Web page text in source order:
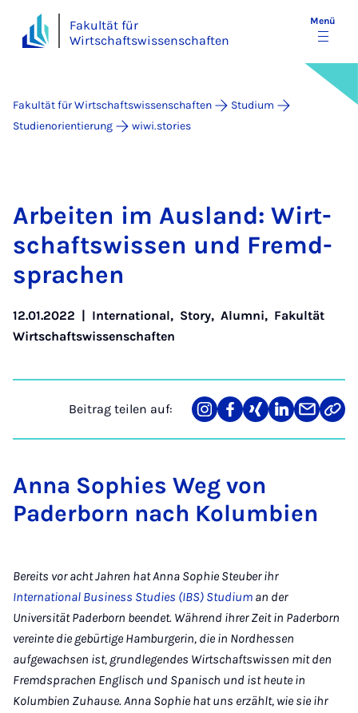
Fakultät für
Wirtschaftswissenschaften
Menü
Fakultät für Wirtschaftswissenschaften
Studium
Studienorientierung
wiwi.stories
Ar­bei­ten im Aus­land: Wirt­
schafts­wis­sen und Fremd­
spra­chen
12.01.2022 | International, Story, Alumni, Fakultät
Wirtschaftswissenschaften
Beitrag teilen auf:
Teilen
auf
Teilen
auf
Teilen
auf
Teilen
auf
Teilen
über
Link
Anna Sophies Weg von
Paderborn nach Kolumbien
Bereits vor acht Jahren hat Anna Sophie Steuber ihr
International Business Studies (IBS) Studium an der
Universität Paderborn beendet. Während ihrer Zeit in Paderborn
vereinte die gebürtige Hamburgerin, die in Nordhessen
aufgewachsen ist, grundlegendes Wirtschaftswissen mit den
Fremdsprachen Englisch und Spanisch und ist heute in
Kolumbien Zuhause. Anna Sophie hat uns erzählt, wie sie ihr